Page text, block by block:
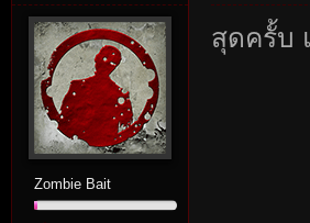
Zombie Bait
สุดครั้บ